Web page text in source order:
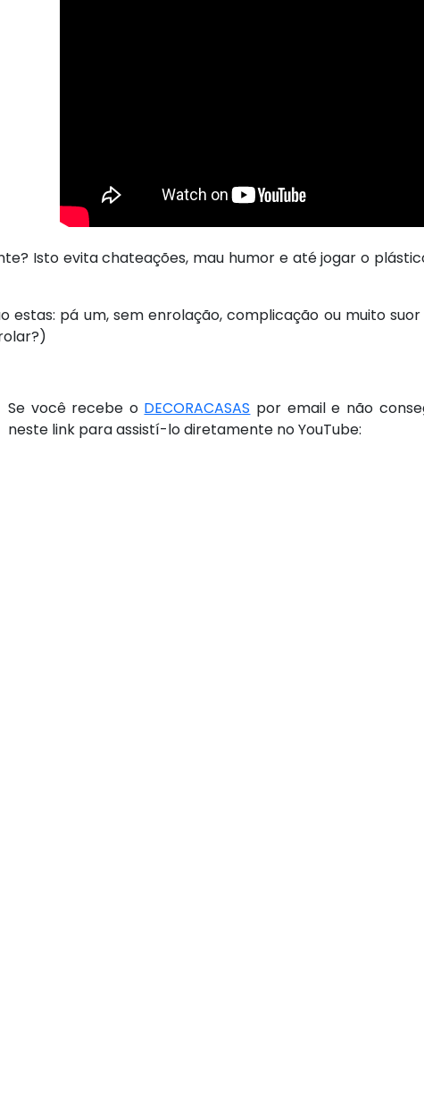
Isto evita chateações, mau humor e até jogar o
estas: pá um, sem enrolação, complicação ou muito
Se você recebe o DECORACASAS por email e não
neste link para assistí-lo diretamente no YouTube: